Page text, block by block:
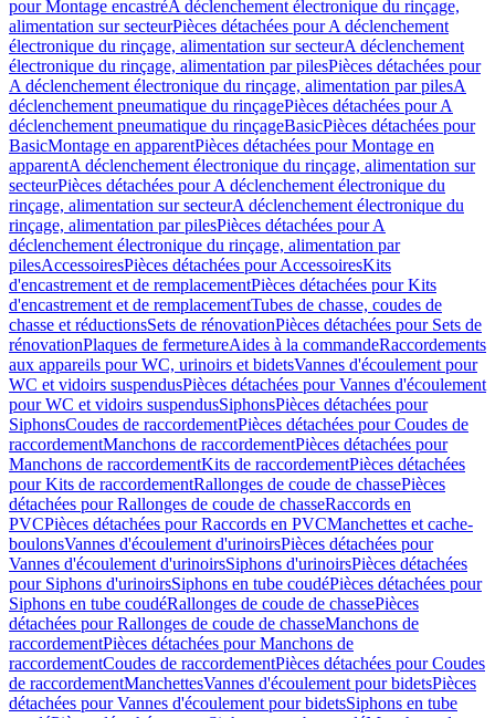
pour Montage encastréA déclenchement électronique du rinçage,
alimentation sur secteurPièces détachées pour A déclenchement
électronique du rinçage, alimentation sur secteurA déclenchement
électronique du rinçage, alimentation par pilesPièces détachées pour
A déclenchement électronique du rinçage, alimentation par pilesA
déclenchement pneumatique du rinçagePièces détachées pour A
déclenchement pneumatique du rinçageBasicPièces détachées pour
BasicMontage en apparentPièces détachées pour Montage en
apparentA déclenchement électronique du rinçage, alimentation sur
secteurPièces détachées pour A déclenchement électronique du
rinçage, alimentation sur secteurA déclenchement électronique du
rinçage, alimentation par pilesPièces détachées pour A
déclenchement électronique du rinçage, alimentation par
pilesAccessoiresPièces détachées pour AccessoiresKits
d'encastrement et de remplacementPièces détachées pour Kits
d'encastrement et de remplacementTubes de chasse, coudes de
chasse et réductionsSets de rénovationPièces détachées pour Sets de
rénovationPlaques de fermetureAides à la commandeRaccordements
aux appareils pour WC, urinoirs et bidetsVannes d'écoulement pour
WC et vidoirs suspendusPièces détachées pour Vannes d'écoulement
pour WC et vidoirs suspendusSiphonsPièces détachées pour
SiphonsCoudes de raccordementPièces détachées pour Coudes de
raccordementManchons de raccordementPièces détachées pour
Manchons de raccordementKits de raccordementPièces détachées
pour Kits de raccordementRallonges de coude de chassePièces
détachées pour Rallonges de coude de chasseRaccords en
PVCPièces détachées pour Raccords en PVCManchettes et cache-
boulonsVannes d'écoulement d'urinoirsPièces détachées pour
Vannes d'écoulement d'urinoirsSiphons d'urinoirsPièces détachées
pour Siphons d'urinoirsSiphons en tube coudéPièces détachées pour
Siphons en tube coudéRallonges de coude de chassePièces
détachées pour Rallonges de coude de chasseManchons de
raccordementPièces détachées pour Manchons de
raccordementCoudes de raccordementPièces détachées pour Coudes
de raccordementManchettesVannes d'écoulement pour bidetsPièces
détachées pour Vannes d'écoulement pour bidetsSiphons en tube